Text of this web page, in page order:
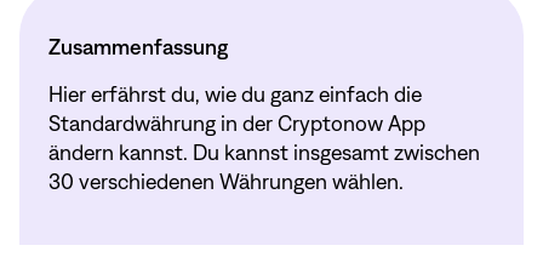
Zusammenfassung
Hier erfährst du, wie du ganz einfach die
Standardwährung in der Cryptonow App
ändern kannst. Du kannst insgesamt zwischen
30 verschiedenen Währungen wählen.